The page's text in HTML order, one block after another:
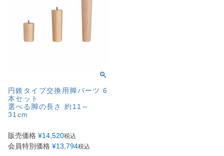
円錐タイプ交換用脚パーツ 6
本セット
選べる脚の長さ 約11～
31cm
販売価格 ¥14,520税込
会員特別価格 ¥13,794税込